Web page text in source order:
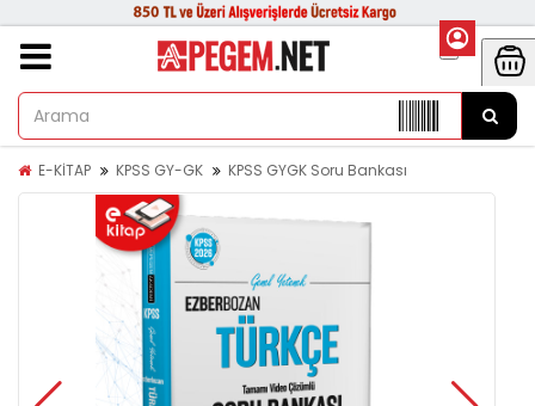
E-KİTAP KPSS GY-GK KPSS GYGK Soru Bankası